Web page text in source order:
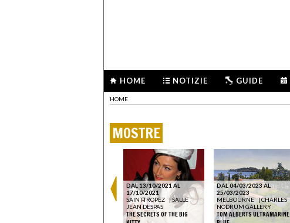
HOME NOTIZIE GUIDE
HOME
MOSTRE
DAL 13/10/2021 AL
17/10/2021
SAINT-TROPEZ
|SALLE
JEAN DESPAS
THE SECRETS OF THE BIG
DAL 04/03/2023 AL
25/03/2023
MELBOURNE |CHARLES
NODRUM GALLERY
TOM ALBERTS ULTRAMARINE